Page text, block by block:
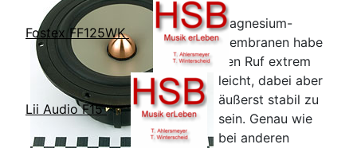
Fostex FF125WK
Lii Audio F15
Magnesium-
Membranen habe
den Ruf extrem
leicht, dabei aber
äußerst stabil zu
sein. Genau wie
bei anderen